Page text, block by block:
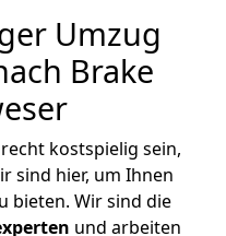
Umzug
Brake
kostspielig sein,
sind hier, um Ihnen
bieten. Wir sind die
und arbeiten